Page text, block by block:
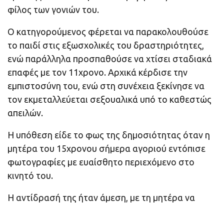
φίλος των γονιών του.
Ο κατηγορούμενος φέρεται να παρακολουθούσε
το παιδί στις εξωσχολικές του δραστηριότητες,
ενώ παράλληλα προσπαθούσε να χτίσει σταδιακά
επαφές με τον 11χρονο. Αρχικά κέρδισε την
εμπιστοσύνη του, ενώ στη συνέχεια ξεκίνησε να
τον εκμεταλλεύεται σεξουαλικά υπό το καθεστώς
απειλών.
Η υπόθεση είδε το φως της δημοσιότητας όταν η
μητέρα του 15χρονου σήμερα αγοριού εντόπισε
φωτογραφίες με ευαίσθητο περιεχόμενο στο
κινητό του.
Η αντίδρασή της ήταν άμεση, με τη μητέρα να